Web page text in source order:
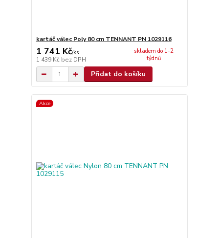
kartáč válec Poly 80 cm TENNANT PN 1029116
1 741 Kč/ks
1 439 Kč bez DPH
skladem do 1-2
týdnů
Přidat do košíku
Akce